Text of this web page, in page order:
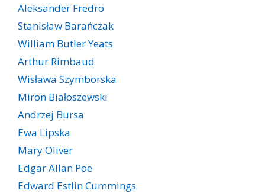
Aleksander Fredro
Stanisław Barańczak
William Butler Yeats
Arthur Rimbaud
Wisława Szymborska
Miron Białoszewski
Andrzej Bursa
Ewa Lipska
Mary Oliver
Edgar Allan Poe
Edward Estlin Cummings